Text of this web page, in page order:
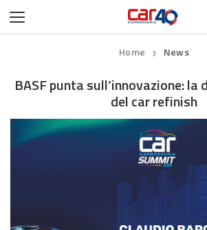
Home ❯ News
BASF punta sull’innovazione:
del car refinish